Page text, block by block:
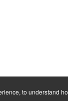
to understand